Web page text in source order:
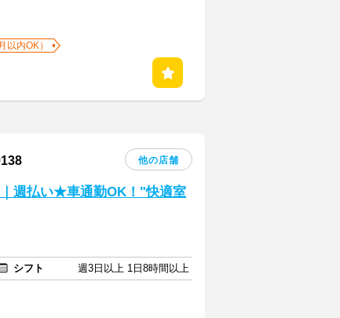
以内OK）
他の店舗
｜週払い★車通勤OK！"快適室
シフト
週3日以上 1日8時間以上